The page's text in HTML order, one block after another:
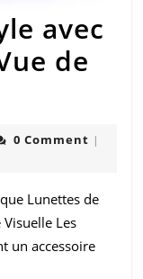
avec
de
0 Comment |
Lunettes de
Les
un accessoire